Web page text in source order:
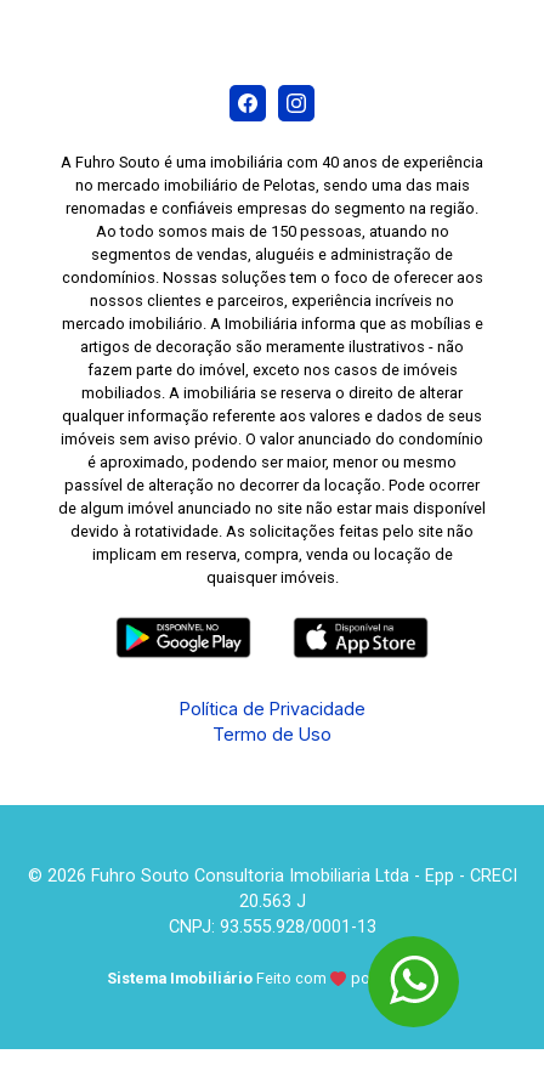
A Fuhro Souto é uma imobiliária com 40 anos de experiência
no mercado imobiliário de Pelotas, sendo uma das mais
renomadas e confiáveis empresas do segmento na região.
Ao todo somos mais de 150 pessoas, atuando no
segmentos de vendas, aluguéis e administração de
condomínios. Nossas soluções tem o foco de oferecer aos
nossos clientes e parceiros, experiência incríveis no
mercado imobiliário. A Imobiliária informa que as mobílias e
artigos de decoração são meramente ilustrativos - não
fazem parte do imóvel, exceto nos casos de imóveis
mobiliados. A imobiliária se reserva o direito de alterar
qualquer informação referente aos valores e dados de seus
imóveis sem aviso prévio. O valor anunciado do condomínio
é aproximado, podendo ser maior, menor ou mesmo
passível de alteração no decorrer da locação. Pode ocorrer
de algum imóvel anunciado no site não estar mais disponível
devido à rotatividade. As solicitações feitas pelo site não
implicam em reserva, compra, venda ou locação de
quaisquer imóveis.
Política de Privacidade
Termo de Uso
© 2026 Fuhro Souto Consultoria Imobiliaria Ltda - Epp - CRECI
20.563 J
CNPJ: 93.555.928/0001-13
Sistema Imobiliário Feito com por KUROLE